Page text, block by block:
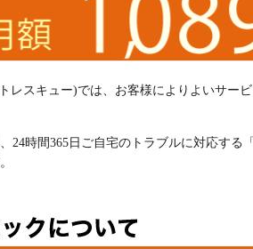
レスキュー)では、お客様によりよいサ
、24時間365日ご自宅のトラブルに対応す